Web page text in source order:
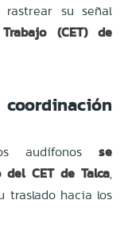
su señal
(CET) de
audífonos se
CET de Talca,
traslado hacia los